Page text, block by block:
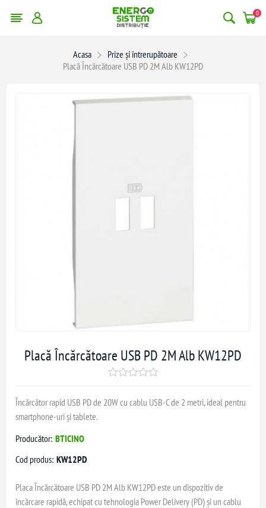
0
Acasa
Prize și întrerupătoare
Placă Încărcătoare USB PD 2M Alb KW12PD
Placă Încărcătoare USB PD 2M Alb KW12PD
Încărcător rapid USB PD de 20W cu cablu USB-C de 2 metri, ideal pentru
smartphone-uri și tablete.
Producător: BTICINO
Cod produs: KW12PD
Placa Încărcătoare USB PD 2M Alb KW12PD este un dispozitiv de
încărcare rapidă, echipat cu tehnologia Power Delivery (PD) și un cablu